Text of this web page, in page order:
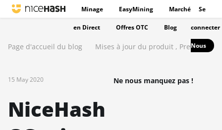
Minage EasyMining Marché
en Direct Offres OTC Blog
Se
connecter
Nous
Page d'accueil du blog Mises à jour du produit , Presse
15 May 2020
NiceHash
Ne nous manquez pas !